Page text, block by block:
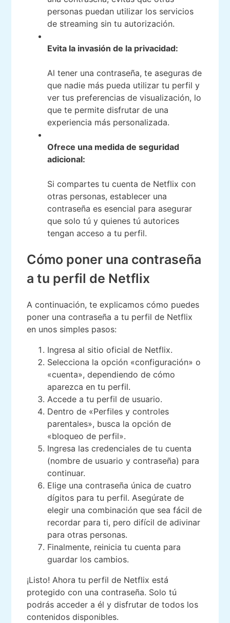
personas puedan utilizar los servicios
de streaming sin tu autorización.
Evita la invasión de la privacidad:
Al tener una contraseña, te aseguras de
que nadie más pueda utilizar tu perfil y
ver tus preferencias de visualización, lo
que te permite disfrutar de una
experiencia más personalizada.
Ofrece una medida de seguridad
adicional:
Si compartes tu cuenta de Netflix con
otras personas, establecer una
contraseña es esencial para asegurar
que solo tú y quienes tú autorices
tengan acceso a tu perfil.
Cómo poner una contraseña
a tu perfil de Netflix
A continuación, te explicamos cómo puedes
poner una contraseña a tu perfil de Netflix
en unos simples pasos:
Ingresa al sitio oficial de Netflix.
Selecciona la opción «configuración» o
«cuenta», dependiendo de cómo
aparezca en tu perfil.
Accede a tu perfil de usuario.
Dentro de «Perfiles y controles
parentales», busca la opción de
«bloqueo de perfil».
Ingresa las credenciales de tu cuenta
(nombre de usuario y contraseña) para
continuar.
Elige una contraseña única de cuatro
dígitos para tu perfil. Asegúrate de
elegir una combinación que sea fácil de
recordar para ti, pero difícil de adivinar
para otras personas.
Finalmente, reinicia tu cuenta para
guardar los cambios.
¡Listo! Ahora tu perfil de Netflix está
protegido con una contraseña. Solo tú
podrás acceder a él y disfrutar de todos los
contenidos disponibles.